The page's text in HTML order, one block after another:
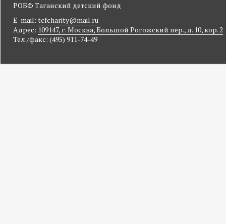
РОБФ Таганский детский фонд
E-mail: tcfcharity@mail.ru
Адрес: 109147, г. Москва, Большой Рогожский пер., д. 10, кор. 2
Тел./факс: (495) 911-74-49